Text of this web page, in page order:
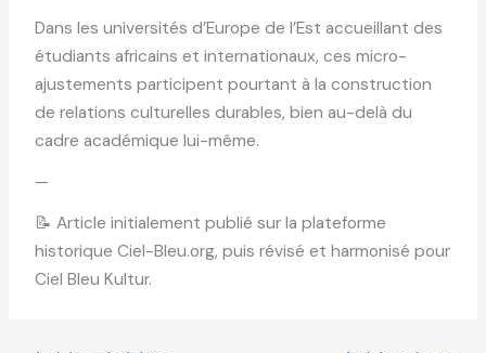
Dans les universités d’Europe de l’Est accueillant des
étudiants africains et internationaux, ces micro-
ajustements participent pourtant à la construction
de relations culturelles durables, bien au-delà du
cadre académique lui-même.
—
📝 Article initialement publié sur la plateforme
historique Ciel-Bleu.org, puis révisé et harmonisé pour
Ciel Bleu Kultur.